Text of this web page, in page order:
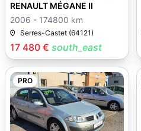
17 480 € south_east
RENAULT MÉGANE II
2006 - 174800 km
Serres-Castet (64121)
PRO